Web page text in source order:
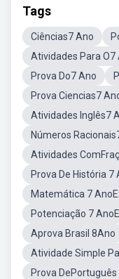
Tags
Ciências7 Ano
Atividades Para O7
Prova Do7 Ano
Prova Ciencias7
Atividades Inglês7
Números
Atividades
Prova De História 7
Matemática 7
Potenciação 7
Aprova Brasil 8Ano
Atividade Simple
Prova DePortuguês